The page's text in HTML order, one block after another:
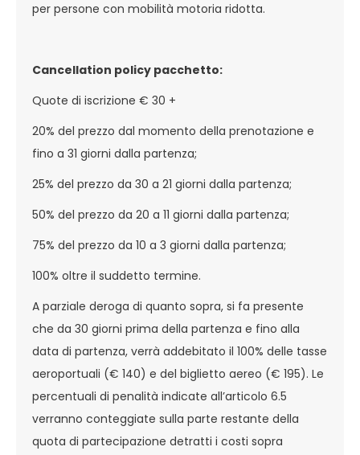
per persone con mobilità motoria ridotta.
Cancellation policy pacchetto:
Quote di iscrizione € 30 +
20% del prezzo dal momento della prenotazione e
fino a 31 giorni dalla partenza;
25% del prezzo da 30 a 21 giorni dalla partenza;
50% del prezzo da 20 a 11 giorni dalla partenza;
75% del prezzo da 10 a 3 giorni dalla partenza;
100% oltre il suddetto termine.
A parziale deroga di quanto sopra, si fa presente
che da 30 giorni prima della partenza e fino alla
data di partenza, verrà addebitato il 100% delle tasse
aeroportuali (€ 140) e del biglietto aereo (€ 195). Le
percentuali di penalità indicate all’articolo 6.5
verranno conteggiate sulla parte restante della
quota di partecipazione detratti i costi sopra